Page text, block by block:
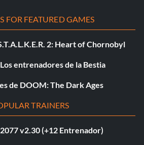
FOR FEATURED GAMES
2: Heart of Chornobyl
entrenadores de la Bestia
de DOOM: The Dark Ages
TRAINERS
v2.30 (+12 Entrenador)